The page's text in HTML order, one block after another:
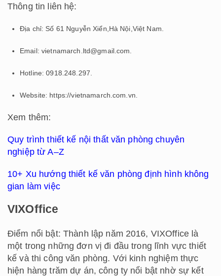
Thông tin liên hệ:
Địa chỉ: Số 61 Nguyễn Xiển,Hà Nội,Việt Nam.
Email: vietnamarch.ltd@gmail.com.
Hotline: 0918.248.297.
Website: https://vietnamarch.com.vn.
Xem thêm:
Quy trình thiết kế nội thất văn phòng chuyên
nghiệp từ A–Z
10+ Xu hướng thiết kế văn phòng định hình không
gian làm việc
VIXOffice
Điểm nổi bật: Thành lập năm 2016, VIXOffice là
một trong những đơn vị đi đầu trong lĩnh vực thiết
kế và thi công văn phòng. Với kinh nghiệm thực
hiện hàng trăm dự án, công ty nổi bật nhờ sự kết